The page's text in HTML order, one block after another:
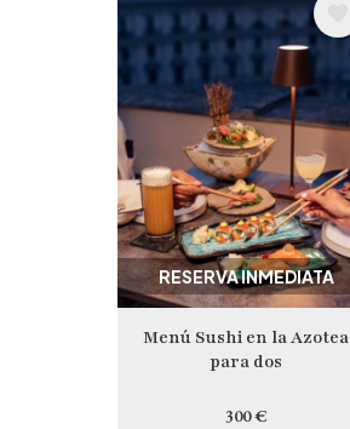
RESERVA INMEDIATA
Image
Menú Sushi en la Azotea
para dos
300 €